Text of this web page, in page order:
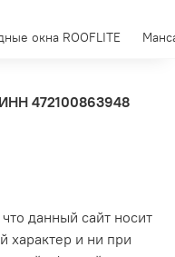
окна ROOFLITE
ИНН 472100863948
данный сайт носит
характер и ни при